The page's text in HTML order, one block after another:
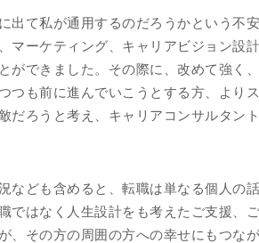
出て私が通用するのだろうかという不安
マーケティング、キャリアビジョン設計
できました。その際に、改めて強く、
つも前に進んでいこうとする方、よりス
だろうと考え、キャリアコンサルタント
なども含めると、転職は単なる個人の話
ではなく人生設計をも考えたご支援、ご
、その方の周囲の方への幸せにもつなが